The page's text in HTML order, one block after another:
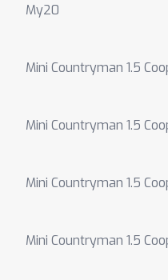
My20
Mini Countryman 1.5
Mini Countryman 1.5
Mini Countryman 1.5
Mini Countryman 1.5